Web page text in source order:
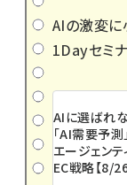
AIの激変に
1Dayセミ
AIに選ばれ
「AI需要予測
エージェンテ
EC戦略【8/